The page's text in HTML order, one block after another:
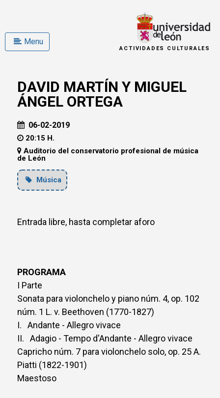
Menu
ACTIVIDADES CULTURALES
DAVID MARTÍN Y MIGUEL
ÁNGEL ORTEGA
06-02-2019
20:15 H.
Auditorio del conservatorio profesional de música
de León
Música
Entrada libre, hasta completar aforo
PROGRAMA
I Parte
Sonata para violonchelo y piano núm. 4, op. 102
núm. 1 L. v. Beethoven (1770-1827)
I. Andante - Allegro vivace
II. Adagio - Tempo d'Andante - Allegro vivace
Capricho núm. 7 para violonchelo solo, op. 25 A.
Piatti (1822-1901)
Maestoso